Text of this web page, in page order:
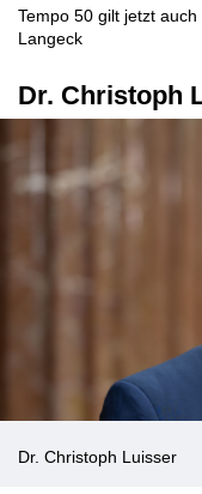
Tempo 50 gilt jetzt
Langeck
Dr. Christoph
Dr. Christoph Luisser